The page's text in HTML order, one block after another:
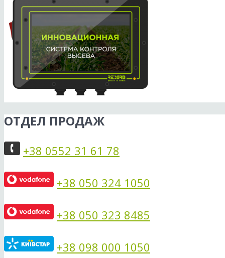
ОТДЕЛ ПРОДАЖ
+38 0552 31 61 78
+38 050 324 1050
+38 050 323 8485
+38 098 000 1050